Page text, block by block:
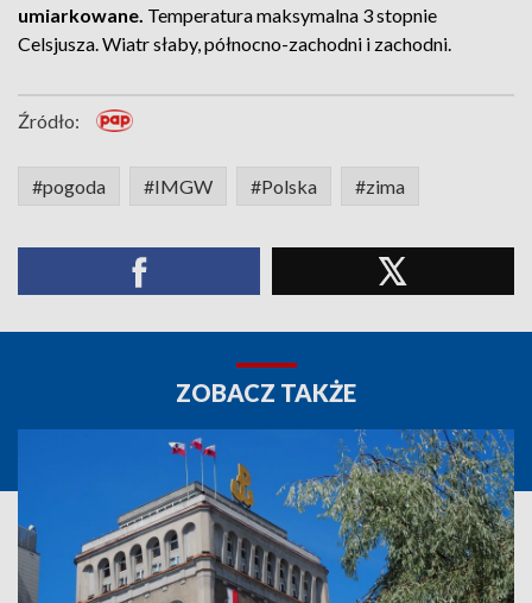
umiarkowane. Temperatura maksymalna 3 stopnie
Celsjusza. Wiatr słaby, północno-zachodni i zachodni.
Źródło:
#pogoda #IMGW #Polska #zima
ZOBACZ TAKŻE